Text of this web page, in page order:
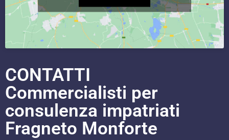
CONTATTI
Commercialisti per
consulenza impatriati
Fragneto Monforte